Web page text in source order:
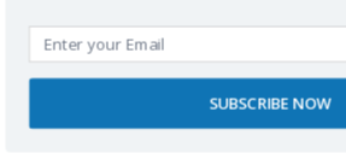
SUBSCRIBE NOW